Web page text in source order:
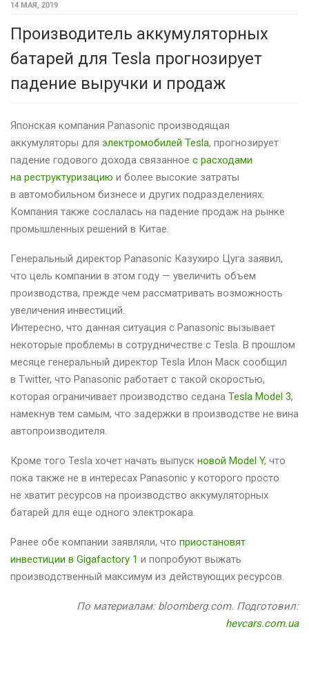
14 МАЯ, 2019
Производитель аккумуляторных
батарей для Tesla прогнозирует
падение выручки и продаж
Японская компания Panasonic производящая
аккумуляторы для электромобилей Tesla, прогнозирует
падение годового дохода связанное с расходами
на реструктуризацию и более высокие затраты
в автомобильном бизнесе и других подразделениях.
Компания также сослалась на падение продаж на рынке
промышленных решений в Китае.
Генеральный директор Panasonic Казухиро Цуга заявил,
что цель компании в этом году — увеличить объем
производства, прежде чем рассматривать возможность
увеличения инвестиций.
Интересно, что данная ситуация с Panasonic вызывает
некоторые проблемы в сотрудничестве с Tesla. В прошлом
месяце генеральный директор Tesla Илон Маск сообщил
в Twitter, что Panasonic работает с такой скоростью,
которая ограничивает производство седана Tesla Model 3,
намекнув тем самым, что задержки в производстве не вина
автопроизводителя.
Кроме того Tesla хочет начать выпуск новой Model Y, что
пока также не в интересах Panasonic у которого просто
не хватит ресурсов на производство аккумуляторных
батарей для еще одного электрокара.
Ранее обе компании заявляли, что приостановят
инвестиции в Gigafactory 1 и попробуют выжать
производственный максимум из действующих ресурсов.
По материалам: bloomberg.com. Подготовил:
hevcars.com.ua